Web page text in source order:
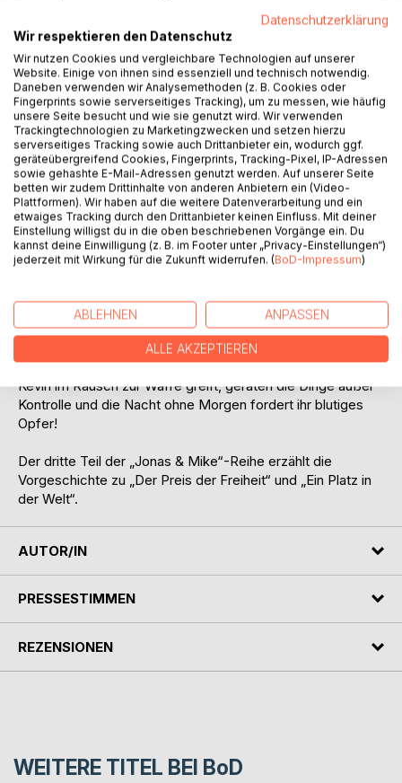
Als eines Tages der junge Fabian zur Gruppe stößt, fühlt
Mike sich sofort zu ihm hingezogen. Er nimmt ihn in seiner
Bande auf und führt ihn in die harte Welt der Straße ein.
Schnell wird Fabian die Perspektivlosigkeit dieses Lebens
bewusst, doch die Stärke, mit der die Jugendlichen sich
umgeben, und die niemals endenden Feiern lassen ihn
seine Bedenken vergessen. Mit der Zeit wird Mikes
Interesse an dem Neuen immer offensichtlicher, und je
mehr er sich darum bemüht, Fabian vor Gefahren zu
beschützen und aus allen kriminellen Aktivitäten
herauszuhalten, desto misstrauischer werden seine Leute
und umso mehr lehnen sie Fabian als Teil ihrer Gruppe ab.
Bei dem Versuch, sich seinen neuen Freunden zu
einem Überfall überreden und plant schließlich selbst einen
Raub. Zunächst scheint das Glück auf seiner Seite zu sein,
ein ums andere Mal kann er der Polizei entkommen. Doch
als Mike sich endgültig im Chaos seiner Gefühle verliert und
Kevin im Rausch zur Waffe greift, geraten die Dinge außer
Kontrolle und die Nacht ohne Morgen fordert ihr blutiges
Opfer!
Der dritte Teil der „Jonas & Mike“-Reihe erzählt die
Vorgeschichte zu „Der Preis der Freiheit“ und „Ein Platz in
der Welt“.
AUTOR/IN
PRESSESTIMMEN
REZENSIONEN
WEITERE TITEL BEI BoD
Datenschutzerklärung
Wir respektieren den Datenschutz
Wir nutzen Cookies und vergleichbare Technologien auf unserer
Website. Einige von ihnen sind essenziell und technisch notwendig.
Daneben verwenden wir Analysemethoden (z. B. Cookies oder
Fingerprints sowie serverseitiges Tracking), um zu messen, wie häufig
unsere Seite besucht und wie sie genutzt wird. Wir verwenden
Trackingtechnologien zu Marketingzwecken und setzen hierzu
serverseitiges Tracking sowie auch Drittanbieter ein, wodurch ggf.
geräteübergreifend Cookies, Fingerprints, Tracking-Pixel, IP-Adressen
sowie gehashte E-Mail-Adressen genutzt werden. Auf unserer Seite
betten wir zudem Drittinhalte von anderen Anbietern ein (Video-
Plattformen). Wir haben auf die weitere Datenverarbeitung und ein
etwaiges Tracking durch den Drittanbieter keinen Einfluss. Mit deiner
Einstellung willigst du in die oben beschriebenen Vorgänge ein. Du
kannst deine Einwilligung (z. B. im Footer unter „Privacy-Einstellungen“)
jederzeit mit Wirkung für die Zukunft widerrufen. (BoD-Impressum)
ABLEHNEN ANPASSEN
ALLE AKZEPTIEREN